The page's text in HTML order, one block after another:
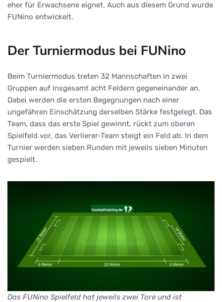
eher für Erwachsene eignet. Auch aus diesem Grund wurde
FUNino entwickelt.
Der Turniermodus bei FUNino
Beim Turniermodus treten 32 Mannschaften in zwei
Gruppen auf insgesamt acht Feldern gegeneinander an.
Dabei werden die ersten Begegnungen nach einer
ungefähren Einschätzung derselben Stärke festgelegt. Das
Team, dass das erste Spiel gewinnt, rückt zum oberen
Spielfeld vor, das Verlierer-Team steigt ein Feld ab. In dem
Turnier werden sieben Runden mit jeweils sieben Minuten
gespielt.
Das FUNino Spielfeld hat jeweils zwei Tore und ist